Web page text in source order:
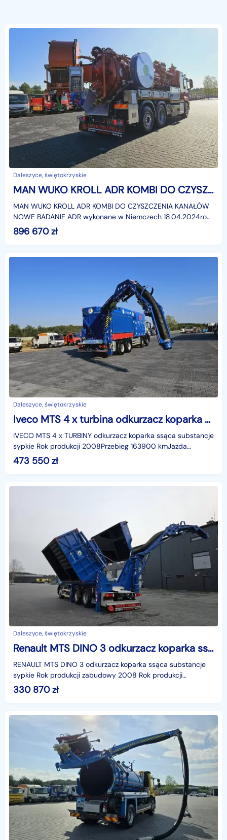
Daleszyce, świętokrzyskie
MAN WUKO KROLL ADR KOMBI DO CZYSZCZENIA KANAŁÓW NOWY ADR od 18.04. asenizacyjny separator beczka odpady czyszczenie
MAN WUKO KROLL ADR KOMBI DO CZYSZCZENIA KANAŁÓW
NOWE BADANIE ADR wykonane w Niemczech 18.04.2024rok
produkcji 2014Przebieg
250300kmVIDEOhttps://www.youtube.com/
896 670zł
Daleszyce, świętokrzyskie
Iveco MTS 4 x turbina odkurzacz koparka ssąca substancje sypkie koparka ssąca substancje sypkie odkurzacz WUKO Saugbagger
IVECO MTS 4 x TURBINY odkurzacz koparka ssąca substancje
sypkie Rok produkcji 2008Przebieg 163900 kmJazda
samochodu za pomocą pilota sterowania radiowegoVIDEOh
473 550zł
Daleszyce, świętokrzyskie
Renault MTS DINO 3 odkurzacz koparka ssąca substancje sypkie ładowarka koparka ssąca substancje sypkie odkurzacz WUKO Saugbagger
RENAULT MTS DINO 3 odkurzacz koparka ssąca substancje
sypkie Rok produkcji zabudowy 2008 Rok produkcji
samochodu 2007 Przebieg 183600
330 870zł